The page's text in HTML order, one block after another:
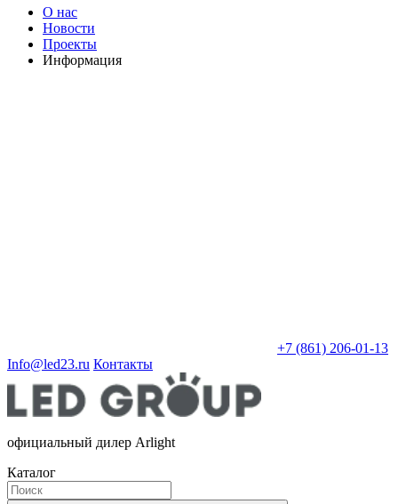
О нас
Новости
Проекты
Информация
+7 (861) 206-01-13
Info@led23.ru Контакты
официальный дилер Arlight
Каталог